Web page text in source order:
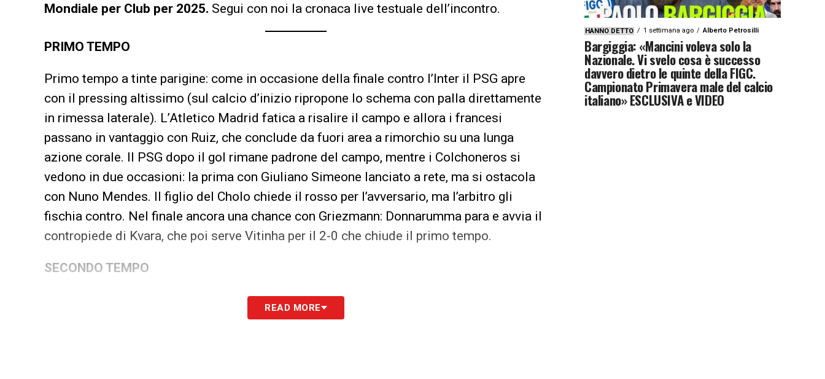
Mondiale per Club per 2025. Segui con noi la cronaca live testuale dell’incontro.
PRIMO TEMPO
Primo tempo a tinte parigine: come in occasione della finale contro l’Inter il PSG apre
con il pressing altissimo (sul calcio d’inizio ripropone lo schema con palla direttamente
in rimessa laterale). L’Atletico Madrid fatica a risalire il campo e allora i francesi
passano in vantaggio con Ruiz, che conclude da fuori area a rimorchio su una lunga
azione corale. Il PSG dopo il gol rimane padrone del campo, mentre i Colchoneros si
vedono in due occasioni: la prima con Giuliano Simeone lanciato a rete, ma si ostacola
con Nuno Mendes. Il figlio del Cholo chiede il rosso per l’avversario, ma l’arbitro gli
fischia contro. Nel finale ancora una chance con Griezmann: Donnarumma para e avvia il
contropiede di Kvara, che poi serve Vitinha per il 2-0 che chiude il primo tempo.
SECONDO TEMPO
Nella ripresa il caldo e la stanchezza stagionale si fanno sentire: le squadre cercano di
amministrare le forze, ma non per questo non mancano la occasioni, come la traversa di
READ MORE
HANNO DETTO 1 settimana ago Alberto Petrosilli
Bargiggia: «Mancini voleva solo la
Nazionale. Vi svelo cosa è successo
davvero dietro le quinte della FIGC.
Campionato Primavera male del calcio
italiano» ESCLUSIVA e VIDEO